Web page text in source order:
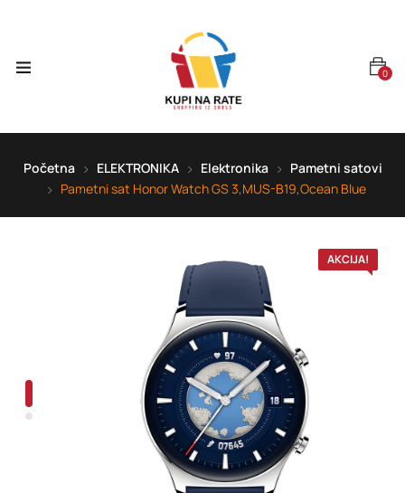
0
Početna ELEKTRONIKA Elektronika
Pametni satovi
Pametni sat Honor Watch GS 3,MUS-B19,Ocean Blue
AKCIJA!